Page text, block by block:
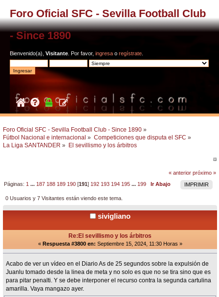
Foro Oficial SFC - Sevilla Football Club
- Since 1890
Bienvenido(a), Visitante . Por favor, ingresa o regístrate
Foro Oficial SFC - Sevilla Football Club - Since 1890 »
Fútbol Nacional e internacional » Competiciones que disputa el SFC »
La Liga SANTANDER » El sevillismo y los árbitros
« anterior próximo »
IMPRIMIR
Páginas: 1 ... 187 188 189 190 [191] 192 193 194 195 ... 199 Ir Abajo
0 Usuarios y 7 Visitantes están viendo este tema.
sivigliano
Re:El sevillismo y los árbitros
« Respuesta #3800 en: Septiembre 15, 2024, 11:30 Horas »
Acabo de ver un vídeo en el Diario As de 25 segundos sobre la expulsión de
Juanlu tomado desde la linea de meta y no solo es que no se tira sino que es
para pitar penalti. Y se debe interponer el recurso contra la segunda cartulina
amarilla. Vaya mangazo ayer.